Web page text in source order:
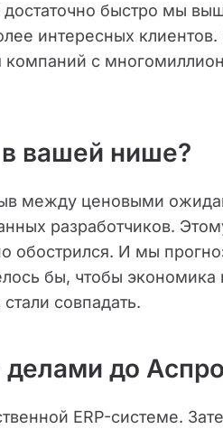
быстро мы
интересных
компаний с
вашей нише?
между ценовыми
разработчиков.
обострился. И мы
бы, чтобы
совпадать.
до
ERP-системе.